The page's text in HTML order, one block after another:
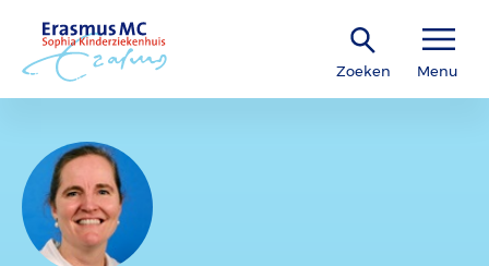
Zoeken Menu